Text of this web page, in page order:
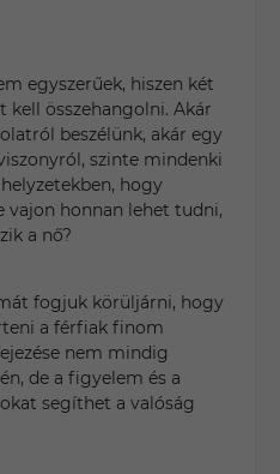
egyszerűek, hiszen két
kell összehangolni. Akár
beszélünk, akár egy
szinte mindenki
hogy
vajon honnan lehet tudni,
a nő?
fogjuk körüljárni, hogy
a férfiak finom
nem mindig
de a figyelem és a
segíthet a valóság